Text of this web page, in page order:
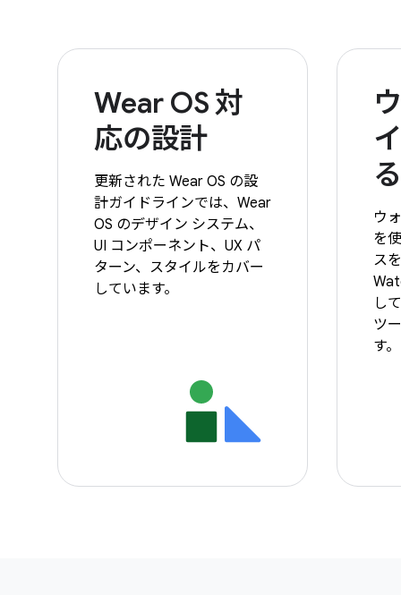
Wear OS 対
応の設計
更新された Wear OS の設
計ガイドラインでは、Wear
OS のデザイン システム、
UI コンポーネント、UX パ
ターン、スタイルをカバー
しています。
る
ウ
を
ス
し
ツ
す。